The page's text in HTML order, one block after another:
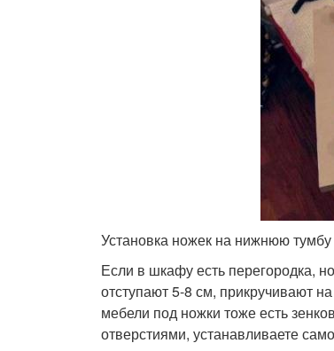
Установка ножек на нижнюю тумбу
Если в шкафу есть перегородка,
отступают 5-8 см, прикручивают
мебели под ножки тоже есть
отверстиями, устанавливаете